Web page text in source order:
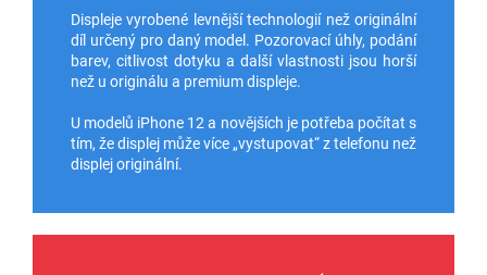
Displeje vyrobené levnější technologií než originální
díl určený pro daný model. Pozorovací úhly, podání
barev, citlivost dotyku a další vlastnosti jsou horší
než u originálu a premium displeje.
U modelů iPhone 12 a novějších je potřeba počítat s
tím, že displej může více „vystupovat“ z telefonu než
displej originální.